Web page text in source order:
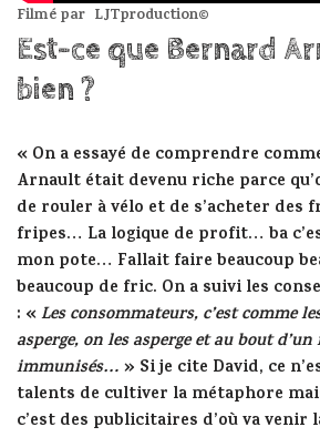
Filmé par LJTproduction©
Est-ce que Bernard
bien ?
« On a essayé de comprendre
Arnault était devenu riche parce
de rouler à vélo et de s’acheter des
fripes… La logique de profit… ba
mon pote… Fallait faire beaucoup
beaucoup de fric. On a suivi les
: «Les consommateurs, c’est comme
asperge, on les asperge et au bout
immunisés… » Si je cite David, ce
talents de cultiver la métaphore
c’est des publicitaires d’où va